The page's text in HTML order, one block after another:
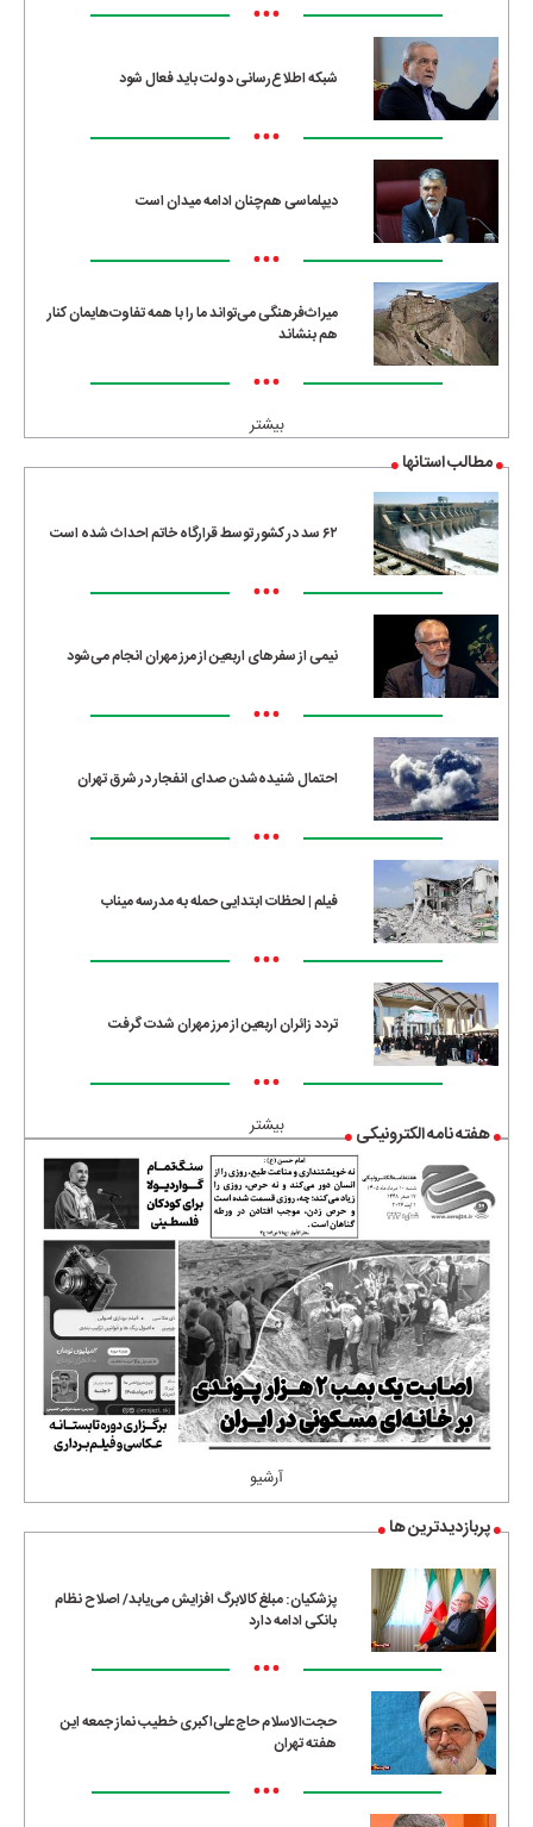
•••
شبکه اطلاع‌رسانی دولت باید فعال شود
•••
دیپلماسی هم‌چنان ادامه میدان است
•••
میراث‌فرهنگی می‌تواند ما را با همه تفاوت‌هایمان کنار
هم بنشاند
•••
بیشتر
مطالب استانها
۶۲ سد در کشور توسط قرارگاه خاتم احداث شده است
•••
نیمی از سفرهای اربعین از مرز مهران انجام می‌شود
•••
احتمال شنیده‌شدن صدای انفجار در شرق تهران
•••
فیلم | لحظات ابتدایی حمله به مدرسه میناب
•••
تردد زائران اربعین از مرز مهران شدت گرفت
•••
بیشتر هفته نامه الکترونیکی
آرشیو
پربازدیدترین ها
پزشکیان: مبلغ کالابرگ افزایش می‌یابد/ اصلاح نظام
بانکی ادامه دارد
•••
حجت‌الاسلام حاج‌علی‌اکبری خطیب نماز جمعه این
هفته تهران
•••